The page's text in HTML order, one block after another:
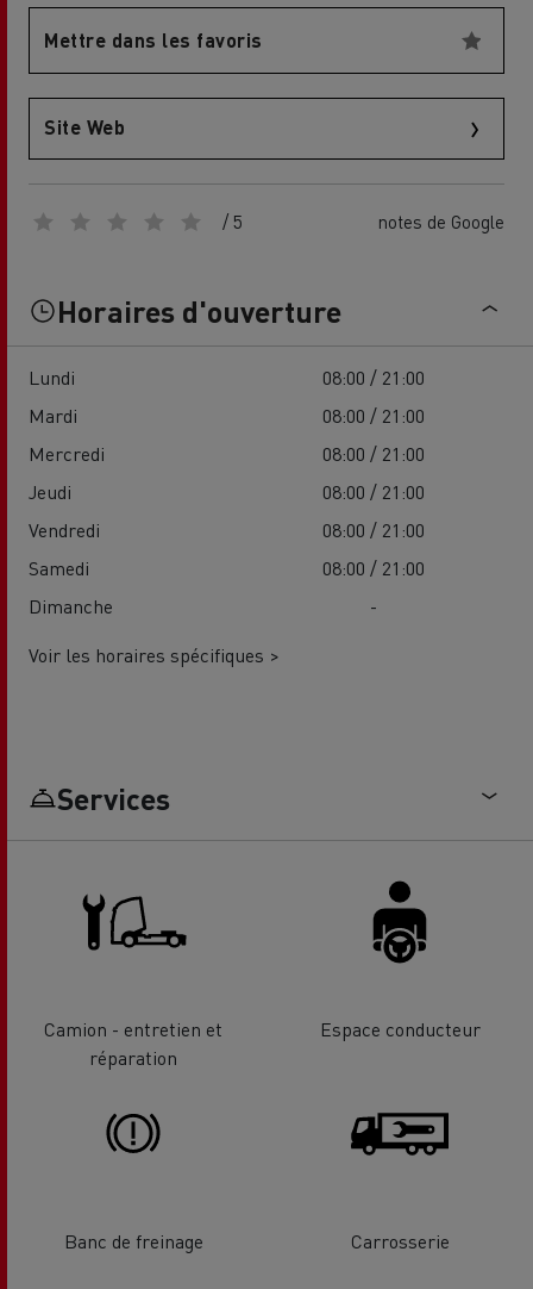
Mettre dans les favoris
Site Web
/ 5 notes de Google
Horaires d'ouverture
Lundi
08:00 / 21:00
Mardi
08:00 / 21:00
Mercredi
08:00 / 21:00
Jeudi
08:00 / 21:00
Vendredi
08:00 / 21:00
Samedi
08:00 / 21:00
Dimanche
-
Voir les horaires spécifiques >
Services
Camion - entretien et
réparation
Espace conducteur
Banc de freinage Carrosserie